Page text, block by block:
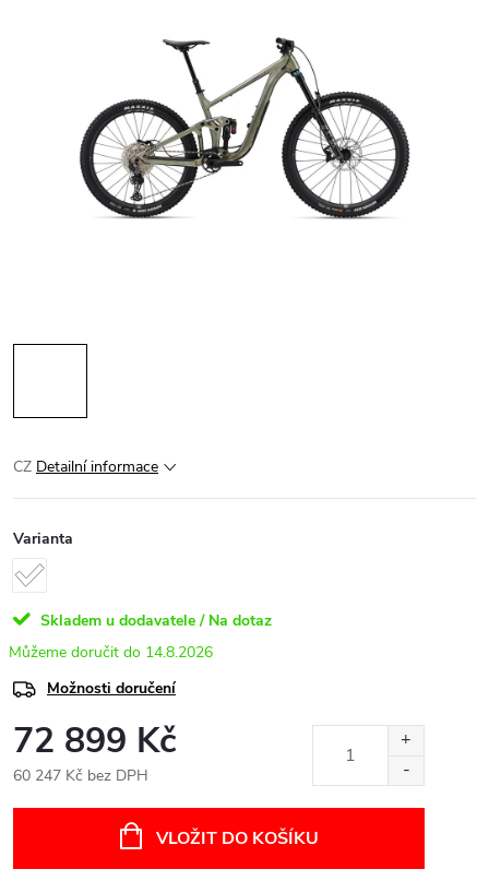
CZ Detailní informace
Varianta
Skladem u dodavatele / Na dotaz
14.8.2026
Možnosti doručení
72 899 Kč
60 247 Kč bez DPH
VLOŽIT DO KOŠÍKU